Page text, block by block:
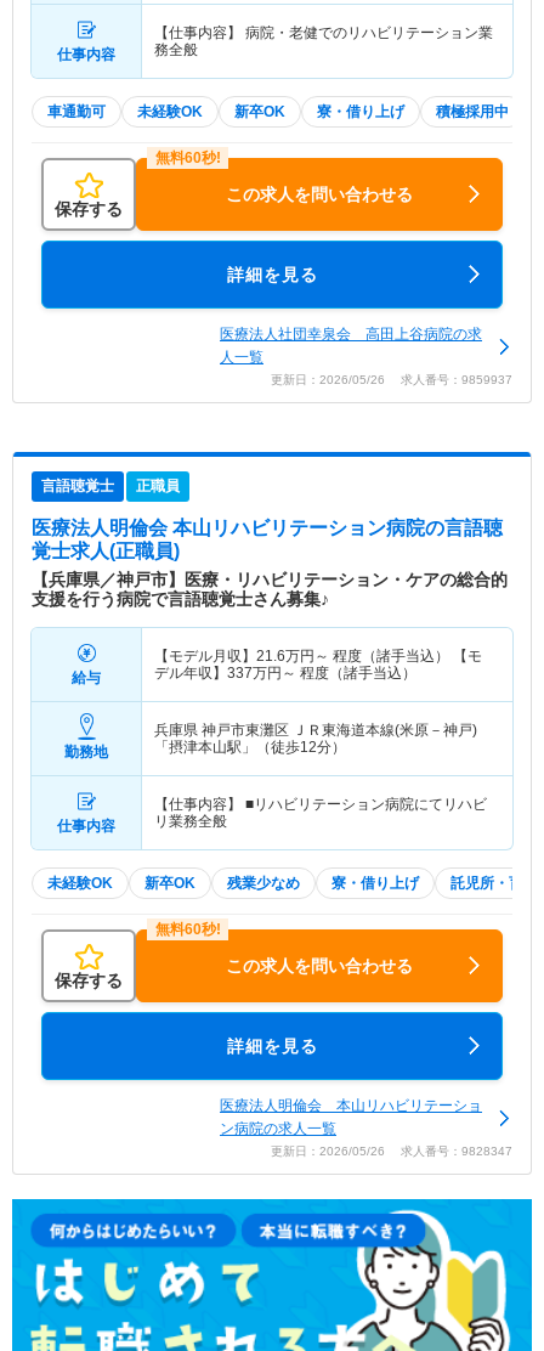
仕事内容
【仕事内容】 病院・老健でのリハビリテーション業
務全般
車通勤可 未経験OK 新卒OK 寮・借り上げ 積極採用中
保存する
この求人を問い合わせる
詳細を見る
医療法人社団幸泉会 高田上谷病院の求
人一覧
更新日：2026/05/26 求人番号：9859937
言語聴覚士 正職員
医療法人明倫会 本山リハビリテーション病院の言語聴
覚士求人(正職員)
【兵庫県／神戸市】医療・リハビリテーション・ケアの総合的
支援を行う病院で言語聴覚士さん募集♪
給与
【モデル月収】 21.6万円～ 程度（諸手当込） 【モ
デル年収】 337万円～ 程度（諸手当込）
勤務地
兵庫県 神戸市東灘区 ＪＲ東海道本線(米原－神戸)
「摂津本山駅」（徒歩12分）
仕事内容
【仕事内容】 ■リハビリテーション病院にてリハビ
リ業務全般
未経験OK 新卒OK 残業少なめ 寮・借り上げ 託児所・育児
保存する
この求人を問い合わせる
詳細を見る
医療法人明倫会 本山リハビリテーショ
ン病院の求人一覧
更新日：2026/05/26 求人番号：9828347